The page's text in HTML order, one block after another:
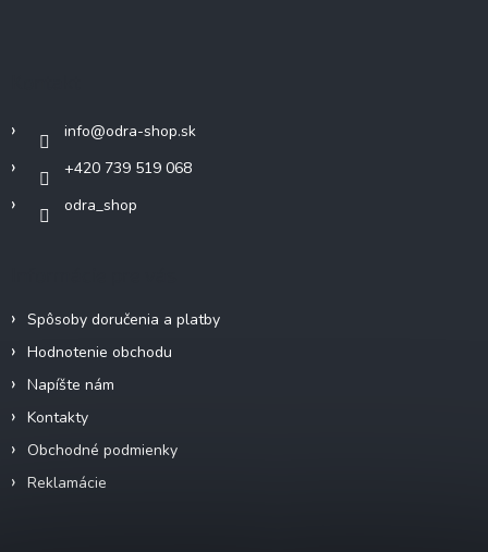
info@odra-shop.sk
+420 739 519 068
odra_shop
Spôsoby doručenia a platby
Hodnotenie obchodu
Napíšte nám
Kontakty
Obchodné podmienky
Reklamácie